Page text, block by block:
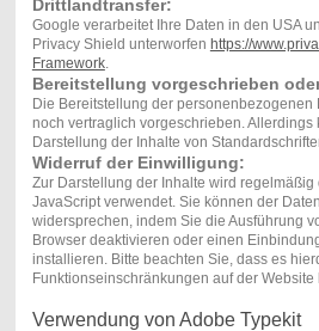
Drittlandtransfer:
Google verarbeitet Ihre Daten in den USA
Privacy Shield unterworfen https://
Framework.
Bereitstellung vorgeschrieben
Die Bereitstellung der personenbezogenen
noch vertraglich vorgeschrieben. Allerdings
Darstellung der Inhalte von
Widerruf der Einwilligung:
Zur Darstellung der Inhalte wird
JavaScript verwendet. Sie können der
widersprechen, indem Sie die Ausführung
Browser deaktivieren oder einen
installieren. Bitte beachten Sie, dass es
Funktionseinschränkungen auf der Website
Verwendung von Adobe Typekit